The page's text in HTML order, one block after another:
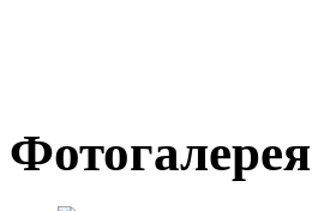
Фотогалерея